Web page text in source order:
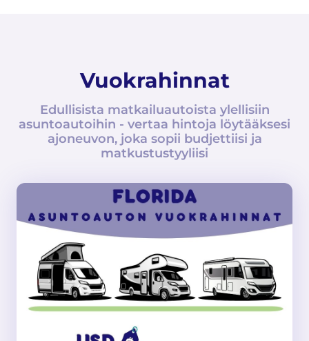
Vuokrahinnat
Edullisista matkailuautoista ylellisiin
asuntoautoihin - vertaa hintoja löytääksesi
ajoneuvon, joka sopii budjettiisi ja
matkustustyyliisi